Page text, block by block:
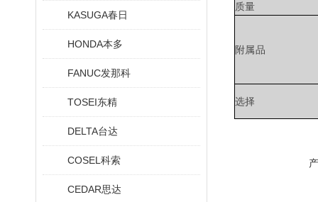
KASUGA春日
HONDA本多
FANUC发那科
TOSEI东精
DELTA台达
COSEL科索
CEDAR思达
质量
附属品
选择